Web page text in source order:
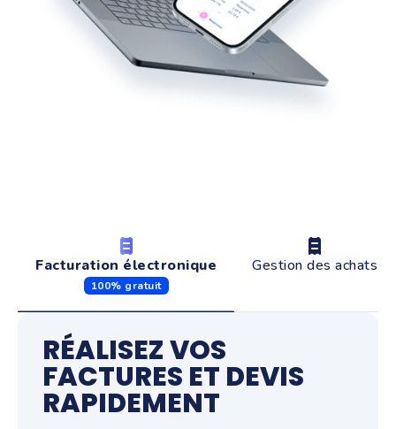
Facturation électronique
100% gratuit
Gestion des achats
RÉALISEZ VOS
FACTURES ET DEVIS
RAPIDEMENT